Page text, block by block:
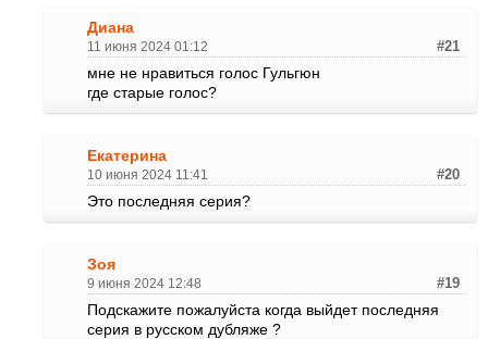
Диана
11 июня 2024 01:12 #21
мне не нравиться голос Гульгюн
где старые голос?
Екатерина
10 июня 2024 11:41 #20
Это последняя серия?
Зоя
9 июня 2024 12:48 #19
Подскажите пожалуйста когда выйдет последняя
серия в русском дубляже ?